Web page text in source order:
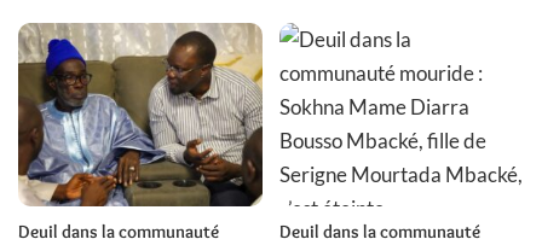
Deuil dans la communauté
Deuil dans la communauté